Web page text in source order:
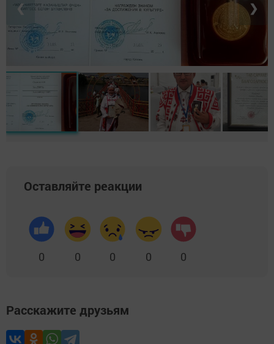
❮ ❯
Оставляйте реакции
0 0 0 0 0
Расскажите друзьям